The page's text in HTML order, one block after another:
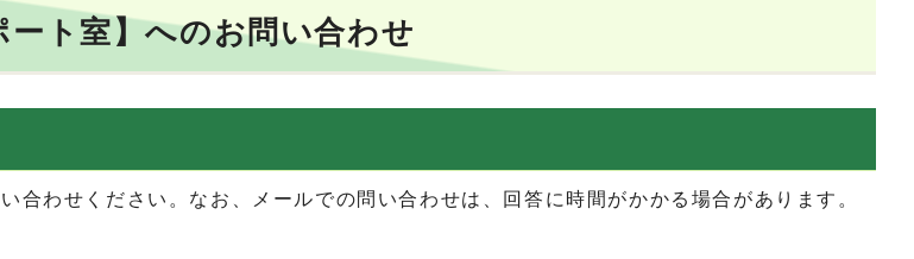
ート室】へのお問い合わせ
わせください。なお、メールでの問い合わせは、回答に時間がかかる場合があります。